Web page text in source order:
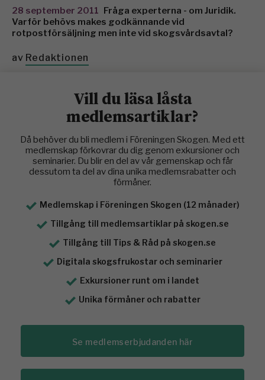
28 september 2011 Fråga experterna - om Juridik.
Varför behövs makes godkännande vid
rotpostförsäljning men inte vid skogsvårdsavtal?
av Redaktionen
Vill du läsa låsta
medlemsartiklar?
Då behöver du bli medlem i Föreningen Skogen. Med ett
medlemskap förkovrar du dig genom exkursioner och
seminarier. Du blir en del av vår gemenskap och får
dessutom ta del av dina unika medlemsrabatter och
förmåner.
Medlemskap i Föreningen Skogen (12 månader)
Tillgång till medlemsartiklar på skogen.se
Tillgång till Tips & Råd på skogen.se
Digitala skogsfrukostar och seminarier
Exkursioner runt om i landet
Unika förmåner och rabatter
Se medlemserbjudanden här